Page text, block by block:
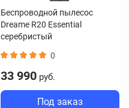
Беспроводной пылесос
Dreame R20 Essential
серебристый
0
33 990 руб.
Под заказ